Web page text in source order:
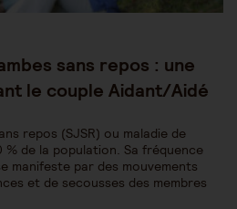
sans repos : une
le couple Aidant/Aidé
repos (SJSR) ou maladie de
% de la population. Sa fréquence
manifeste par des mouvements
et de secousses des membres